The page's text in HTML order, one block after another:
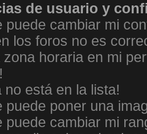
de usuario y
puede cambiar mi
los foros no es
horaria en mi
no está en la lista!
puede poner una
puede cambiar mi